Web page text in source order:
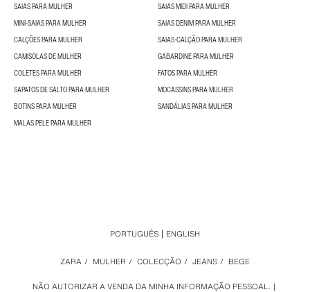
SAIAS PARA MULHER
SAIAS MIDI PARA MULHER
MINI-SAIAS PARA MULHER
SAIAS DENIM PARA MULHER
CALÇÕES PARA MULHER
SAIAS-CALÇÃO PARA MULHER
CAMISOLAS DE MULHER
GABARDINE PARA MULHER
COLETES PARA MULHER
FATOS PARA MULHER
SAPATOS DE SALTO PARA MULHER
MOCASSINS PARA MULHER
BOTINS PARA MULHER
SANDÁLIAS PARA MULHER
MALAS PELE PARA MULHER
NÃO AUTORIZAR A VENDA DA MINHA INFORMAÇÃO PESSOAL.
ZARA / MULHER / COLECÇÃO / JEANS / BEGE
PORTUGUÊS ENGLISH